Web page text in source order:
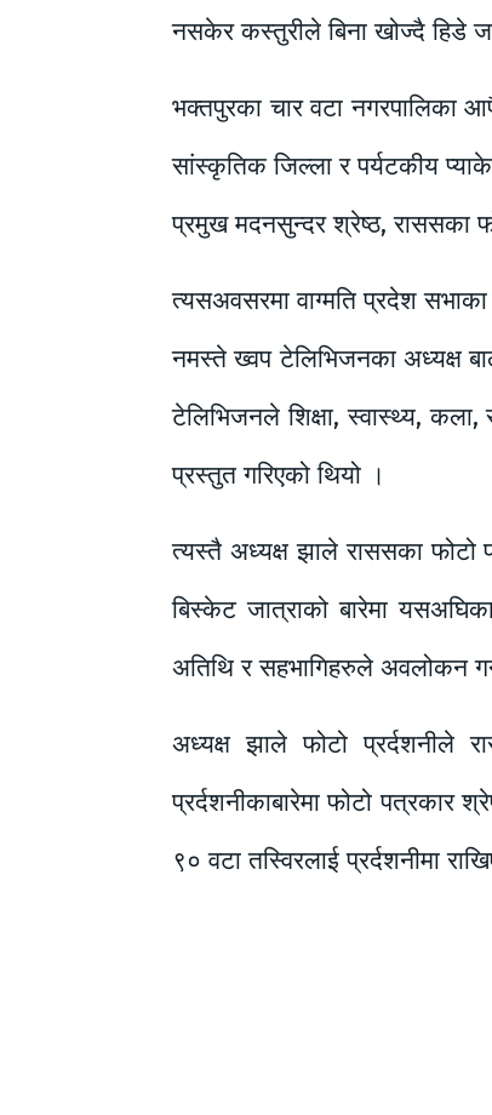
नसकेर कस्तुरीले बिना खोज्दै हिडे
भक्तपुरका चार वटा नगरपालिका
सांस्कृतिक जिल्ला र पर्यटकीय
प्रमुख मदनसुन्दर श्रेष्ठ, राससका
त्यसअवसरमा वाग्मति प्रदेश
नमस्ते ख्वप टेलिभिजनका अध्यक्ष
टेलिभिजनले शिक्षा, स्वास्थ्य, कला,
प्रस्तुत गरिएको थियो ।
त्यस्तै अध्यक्ष झाले राससका फोटो
बिस्केट जात्राको बारेमा
अतिथि र सहभागिहरुले अवलोकन
अध्यक्ष झाले फोटो प्रर्दशनीले
प्रर्दशनीकाबारेमा फोटो पत्रकार
९० वटा तस्विरलाई प्रर्दशनीमा